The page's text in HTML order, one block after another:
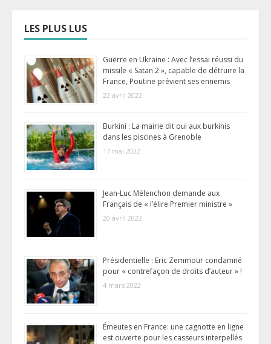
LES PLUS LUS
Guerre en Ukraine : Avec l’essai réussi du
missile « Satan 2 », capable de détruire la
France, Poutine prévient ses ennemis
22 avril 2022
Burkini : La mairie dit oui aux burkinis
dans les piscines à Grenoble
17 mai 2022
Jean-Luc Mélenchon demande aux
Français de « l’élire Premier ministre »
20 avril 2022
Présidentielle : Eric Zemmour condamné
pour « contrefaçon de droits d’auteur » !
4 mars 2022
Émeutes en France: une cagnotte en ligne
est ouverte pour les casseurs interpellés